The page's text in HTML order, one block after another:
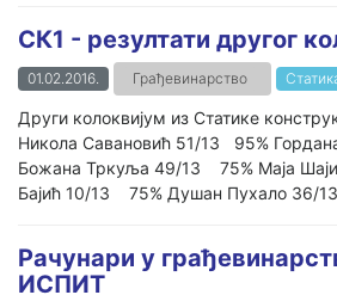
СК1 - резултати другог
01.02.2016. Грађевинарство
Други колоквијум из Статике
Никола Савановић 51/13 95%
Божана Тркуља 49/13 75% Маја
Бајић 10/13 75% Душан Пухало 36/
Рачунари у
ИСПИТ